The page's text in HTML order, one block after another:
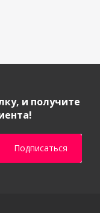
и получите